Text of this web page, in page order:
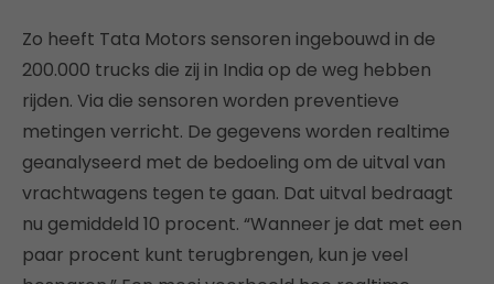
Zo heeft Tata Motors sensoren ingebouwd in de
200.000 trucks die zij in India op de weg hebben
rijden. Via die sensoren worden preventieve
metingen verricht. De gegevens worden realtime
geanalyseerd met de bedoeling om de uitval van
vrachtwagens tegen te gaan. Dat uitval bedraagt
nu gemiddeld 10 procent. “Wanneer je dat met een
paar procent kunt terugbrengen, kun je veel